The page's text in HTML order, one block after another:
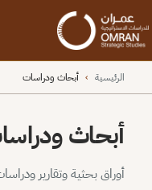
الرئيسية › أبحاث ودراسات
أبحاث
أوراق بحثية وتقارير